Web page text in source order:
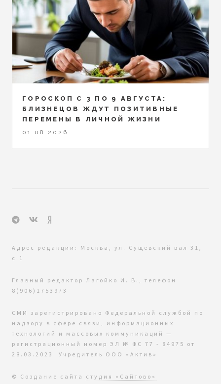
ГОРОСКОП С 3 ПО 9 АВГУСТА:
БЛИЗНЕЦОВ ЖДУТ ПОЗИТИВНЫЕ
ПЕРЕМЕНЫ В ЛИЧНОЙ ЖИЗНИ
01.08.2026
Адрес редакции: Москва, ул. Сущевский вал 31,
с.1
Главный редактор Лагойко И. В., телефон
8(906)1753973
СМИ зарегистрировано Федеральной службой по
надзору в сфере связи, информационных
технологий и массовых коммуникаций —
регистрационный номер ЭЛ № ФС 77 - 84975 от
28.03.2023. Учредитель ООО «Актив»
© Создание сайта студия «Сайтово»